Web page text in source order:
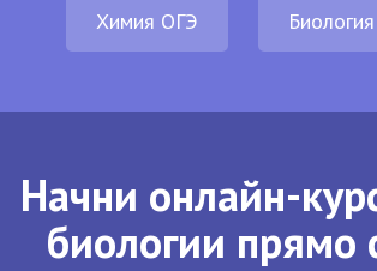
Химия ОГЭ
Начни онлайн-
биологии прямо